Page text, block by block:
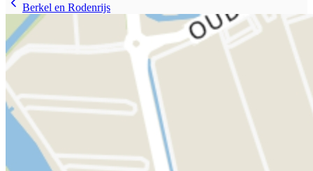
Berkel en Rodenrijs